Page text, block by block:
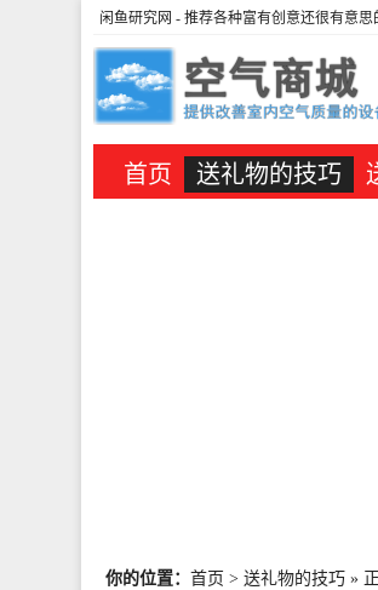
闲鱼研究网 - 推荐各种富有创意还很有意思
首页 送礼物的技巧
你的位置： 首页 > 送礼物的技巧 »